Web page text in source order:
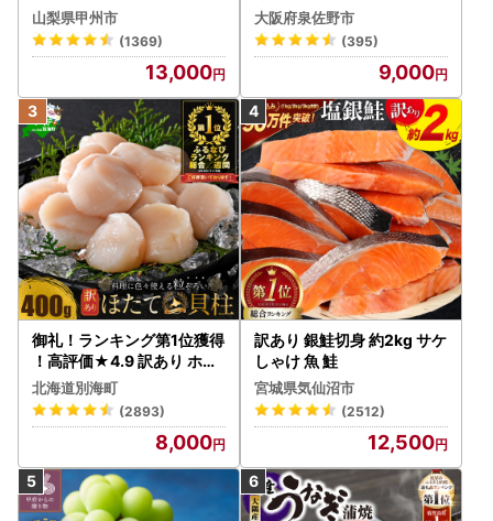
カット 約1.3kg 2～3房【2
026年発送】（MG）B12-
472 FN-Limited-VO シャ
インマスカット フルーツ
山梨県甲州市
(1369)
13,000
大阪府泉佐野市
(395)
9,000
御礼！ランキング第1位獲得
！高評価★4.9 訳あり ホタ
テ 400g（ほたて 帆立 貝柱
冷凍 ）
北海道別海町
(2893)
8,000
訳あり 銀鮭切身 約2kg サケ
しゃけ 魚 鮭
宮城県気仙沼市
(2512)
12,500